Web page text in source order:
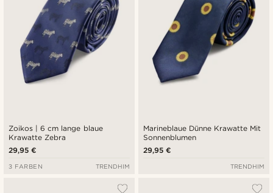
Zoikos | 6 cm lange blaue
Krawatte Zebra
29,95 €
3 FARBEN TRENDHIM
Marineblaue Dünne Krawatte Mit
Sonnenblumen
29,95 €
TRENDHIM